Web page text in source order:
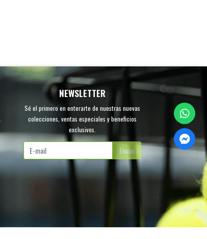
NEWSLETTER
Sé el primero en enterarte de nuestras nuevas
colecciones, ventas especiales y beneficios
exclusivos.
Enviar